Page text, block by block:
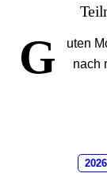
G
uten
nach
2026